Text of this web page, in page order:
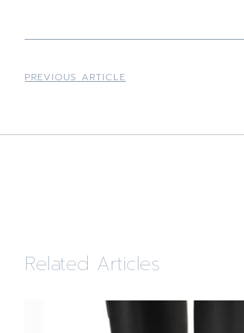
PREVIOUS ARTICLE
Related Articles